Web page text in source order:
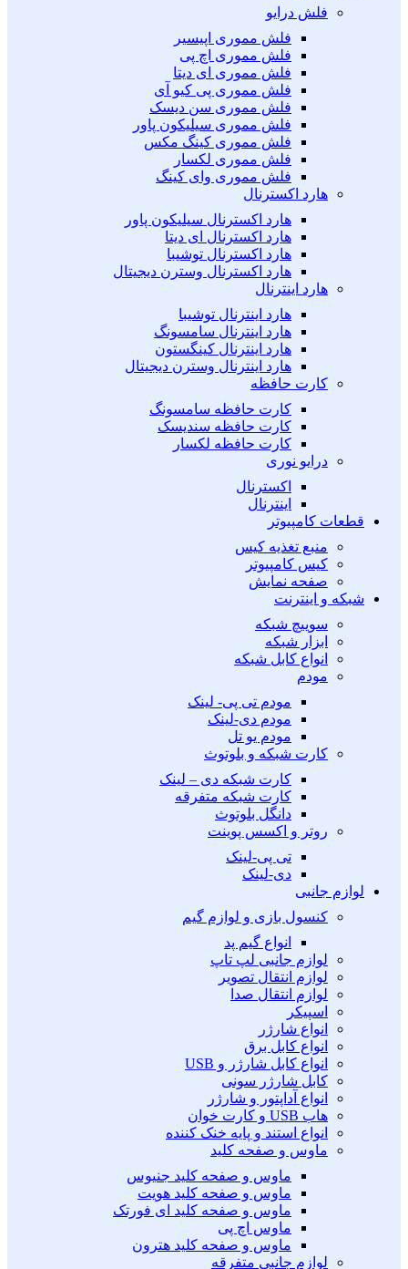
فلش درایو
فلش مموری اپیسیر
فلش مموری اچ پی
فلش مموری ای دیتا
فلش مموری پی کیو آی
فلش مموری سن دیسک
فلش مموری سیلیکون پاور
فلش مموری کینگ مکس
فلش مموری لکسار
فلش مموری وای کینگ
هارد اکسترنال
هارد اکسترنال سیلیکون پاور
هارد اکسترنال ای دیتا
هارد اکسترنال توشیبا
هارد اکسترنال وسترن دیجیتال
هارد اینترنال
هارد اینترنال توشیبا
هارد اینترنال سامسونگ
هارد اینترنال کینگستون
هارد اینترنال وسترن دیجیتال
کارت حافظه
کارت حافظه سامسونگ
کارت حافظه سندیسک
کارت حافظه لکسار
درایو نوری
اکسترنال
اینترنال
قطعات کامپیوتر
منبع تغذیه کیس
کیس کامپیوتر
صفحه نمایش
شبکه و اینترنت
سوییچ شبکه
ابزار شبکه
انواع کابل شبکه
مودم
مودم تی پی- لینک
مودم دی-لینک
مودم یو تل
کارت شبکه و بلوتوث
کارت شبکه دی – لینک
کارت شبکه متفرقه
دانگل بلوتوث
روتر و اکسس پوینت
تی پی-لینک
دی-لینک
لوازم جانبی
کنسول بازی و لوازم گیم
انواع گیم پد
لوازم جانبی لپ تاپ
لوازم انتقال تصویر
لوازم انتقال صدا
اسپیکر
انواع شارژر
انواع کابل برق
انواع کابل شارژر و USB
کابل شارژر سونی
انواع آداپتور و شارژر
هاب USB و کارت خوان
انواع استند و پایه خنک کننده
ماوس و صفحه کلید
ماوس و صفحه کلید جنیوس
ماوس و صفحه کلید هویت
ماوس و صفحه کلید ای فورتک
ماوس اچ پی
ماوس و صفحه کلید هترون
لوازم جانبی متفرقه